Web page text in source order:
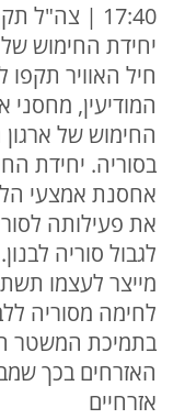
17:40 |
יחידת החימוש
חיל האוויר תקפו
המודיעין,
החימוש של
בסוריה. יחידת
אחסנת אמצעי
את פעילותה
לגבול סוריה
מייצר לעצמו
לחימה מסוריה
בתמיכת המשטר
האזרחים בכך
אזרחיים